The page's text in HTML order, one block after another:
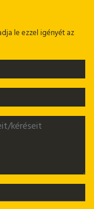
le ezzel igényét az